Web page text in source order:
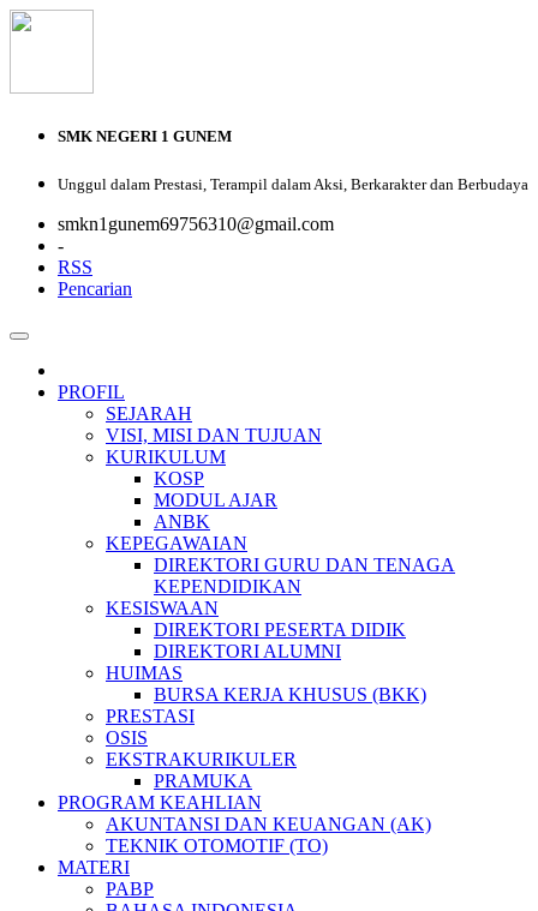
SMK NEGERI 1 GUNEM
Unggul dalam Prestasi, Terampil dalam Aksi, Berkarakter dan Berbudaya
smkn1gunem69756310@gmail.com
-
RSS
Pencarian
PROFIL
SEJARAH
VISI, MISI DAN TUJUAN
KURIKULUM
KOSP
MODUL AJAR
ANBK
KEPEGAWAIAN
DIREKTORI GURU DAN TENAGA
KEPENDIDIKAN
KESISWAAN
DIREKTORI PESERTA DIDIK
DIREKTORI ALUMNI
HUIMAS
BURSA KERJA KHUSUS (BKK)
PRESTASI
OSIS
EKSTRAKURIKULER
PRAMUKA
PROGRAM KEAHLIAN
AKUNTANSI DAN KEUANGAN (AK)
TEKNIK OTOMOTIF (TO)
MATERI
PABP